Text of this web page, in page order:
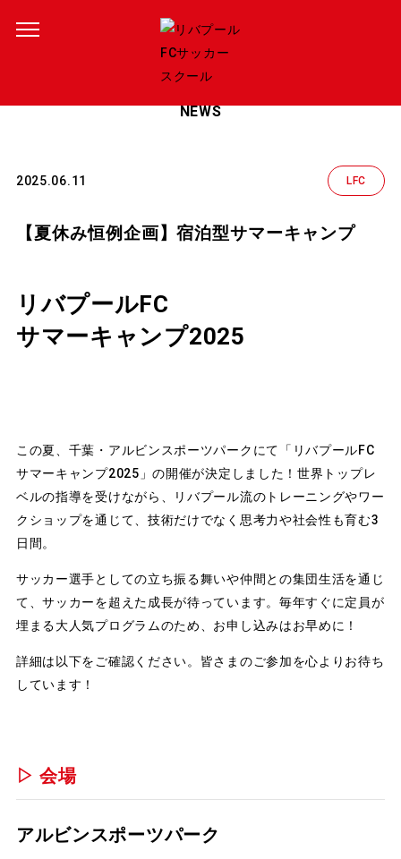
ニュース
NEWS
2025.06.11 LFC
【夏休み恒例企画】宿泊型サマーキャンプ
リバプールFC
サマーキャンプ2025
この夏、千葉・アルビンスポーツパークにて「リバプールFC
サマーキャンプ2025」の開催が決定しました！世界トップレ
ベルの指導を受けながら、リバプール流のトレーニングやワー
クショップを通じて、技術だけでなく思考力や社会性も育む3
日間。
サッカー選手としての立ち振る舞いや仲間との集団生活を通じ
て、サッカーを超えた成長が待っています。毎年すぐに定員が
埋まる大人気プログラムのため、お申し込みはお早めに！
詳細は以下をご確認ください。皆さまのご参加を心よりお待ち
しています！
▷ 会場
アルビンスポーツパーク